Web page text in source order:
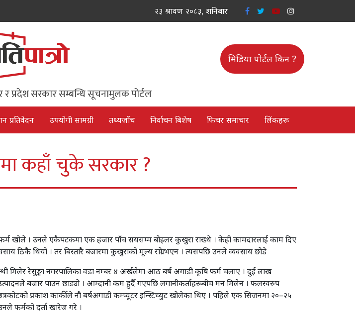
२३ श्रावण २०८३, शनिबार
र प्रदेश सरकार सम्बन्धि सूचनामुलक पोर्टल
मिडिया पोर्टल किन ?
प्रतिवेदन उपयोगी सामग्री तथ्यजाँच निर्वाचन बिशेष फिचर समाचार लिंकहरू
कहाँ चुके सरकार ?
फर्म खोले । उनले एकैपटकमा एक हजार पाँच सयसम्म बोइलर कुखुरा राख्थे । केही कामदारलाई काम दिए
ठिकै थियो । तर बिस्तारै बजारमा कुखुराको मूल्य राम्रो भएन । त्यसपछि उनले व्यवसाय छोडे
मिलेर रेसुङ्गा नगरपालिका वडा नम्बर ४ अर्खलेमा आठ बर्ष अगाडी कृषि फर्म चलाए । दुई लाख
बजार पाउन छाड्यो । आम्दानी कम हुदैँ गएपछि लगानीकर्ताहरूबीच मन मिलेन । फलस्वरुप
प्रकाश कार्कीले नौ बर्षअगाडी कम्प्यूटर इन्स्टिच्युट खोलेका थिए । पहिले एक सिजनमा २०–२५
फर्मको दर्ता खारेज गरे ।